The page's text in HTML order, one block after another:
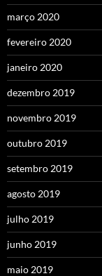
março 2020
fevereiro 2020
janeiro 2020
dezembro 2019
novembro 2019
outubro 2019
setembro 2019
agosto 2019
julho 2019
junho 2019
maio 2019